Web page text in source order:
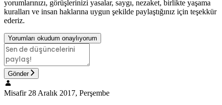
yorumlarınızı, görüşlerinizi yasalar, saygı, nezaket, birlikte yaşama
kuralları ve insan haklarına uygun şekilde paylaştığınız için teşekkür
ederiz.
Yorumları okudum onaylıyorum
Gönder
Misafir 28 Aralık 2017, Perşembe